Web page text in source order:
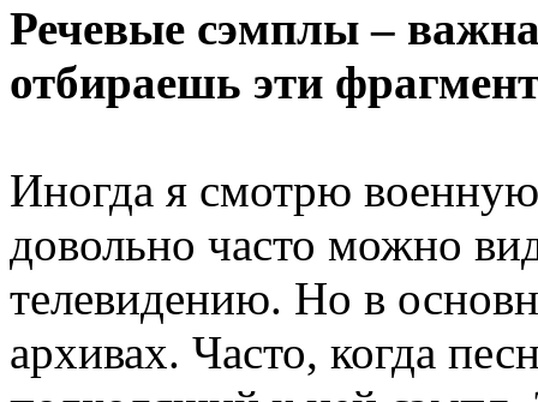
Речевые сэмплы –
отбираешь эти
Иногда я смотрю
довольно часто можно
телевидению. Но в
архивах. Часто, когда